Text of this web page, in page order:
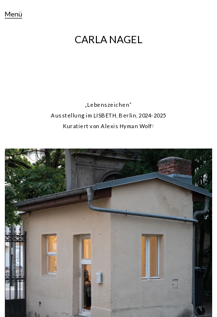
Menü
CARLA NAGEL
„Lebenszeichen“
Ausstellung im LISBETH, Berlin, 2024-2025
Kuratiert von Alexis Hyman Wolff